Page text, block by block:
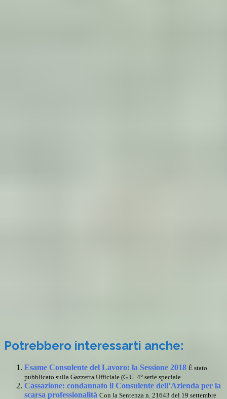
Potrebbero interessarti anche:
Esame Consulente del Lavoro: la Sessione 2018 È stato
pubblicato sulla Gazzetta Ufficiale (G.U. 4° serie speciale...
Cassazione: condannato il Consulente dell’Azienda per la
scarsa professionalità Con la Sentenza n. 21643 del 19 settembre